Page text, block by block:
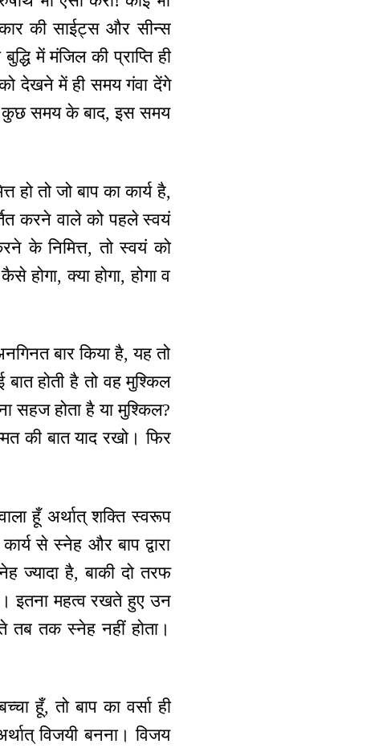
की साईट्स और सीन्स
में मंजिल की प्राप्ति ही
देखने में ही समय गंवा देंगे
कुछ समय के बाद, इस समय
हो तो जो बाप का कार्य है,
करने वाले को पहले स्वयं
के निमित्त, तो स्वयं को
होगा, क्या होगा, होगा व
बार किया है, यह तो
होती है तो वह मुश्किल
सहज होता है या मुश्किल?
की बात याद रखो। फिर
हूँ अर्थात् शक्ति स्वरूप
से स्नेह और बाप द्वारा
ज्यादा है, बाकी दो तरफ
इतना महत्व रखते हुए उन
तब तक स्नेह नहीं होता।
हूँ, तो बाप का वर्सा ही
विजयी बनना। विजय